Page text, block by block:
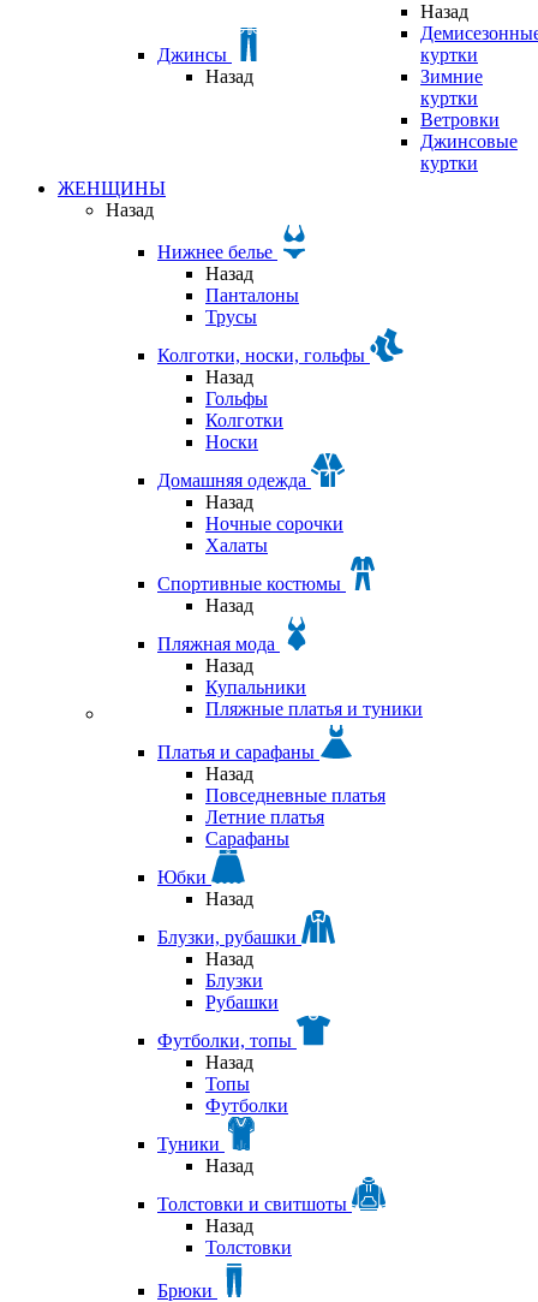
Джинсы
Назад
Назад
куртки
Зимние
куртки
Ветровки
Джинсовые
куртки
ЖЕНЩИНЫ
Назад
Нижнее белье
Назад
Панталоны
Трусы
Колготки, носки, гольфы
Назад
Гольфы
Колготки
Носки
Домашняя одежда
Назад
Ночные сорочки
Халаты
Спортивные костюмы
Назад
Пляжная мода
Назад
Купальники
Пляжные платья и туники
Платья и сарафаны
Назад
Повседневные платья
Летние платья
Сарафаны
Юбки
Назад
Блузки, рубашки
Назад
Блузки
Рубашки
Футболки, топы
Назад
Топы
Футболки
Туники
Назад
Толстовки и свитшоты
Назад
Толстовки
Брюки